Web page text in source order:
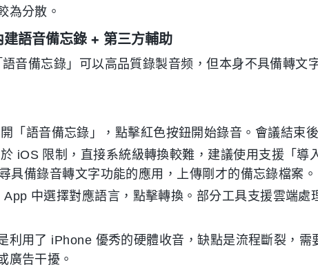
為分散。
語音備忘錄 + 第三方輔助
音備忘錄」可以高品質錄製音频，但本身不具備轉文
開「語音備忘錄」，點擊紅色按鈕開始錄音。會議結束
於 iOS 限制，直接系統級轉換較難，建議使用支援「導
具備錄音轉文字功能的應用，上傳剛才的備忘錄檔案。
App 中選擇對應語言，點擊轉換。部分工具支援雲端
利用了 iPhone 優秀的硬體收音，缺點是流程斷裂，需
廣告干擾。